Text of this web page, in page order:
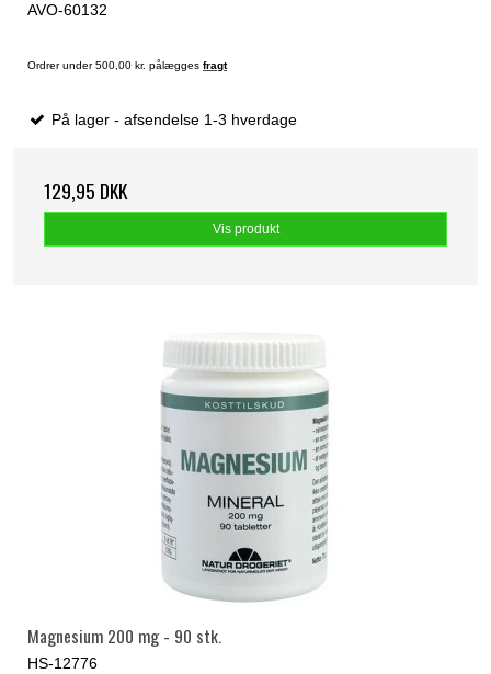
AVO-60132
Ordrer under 500,00 kr. pålægges fragt
På lager - afsendelse 1-3 hverdage
129,95 DKK
Vis produkt
Magnesium 200 mg - 90 stk.
HS-12776